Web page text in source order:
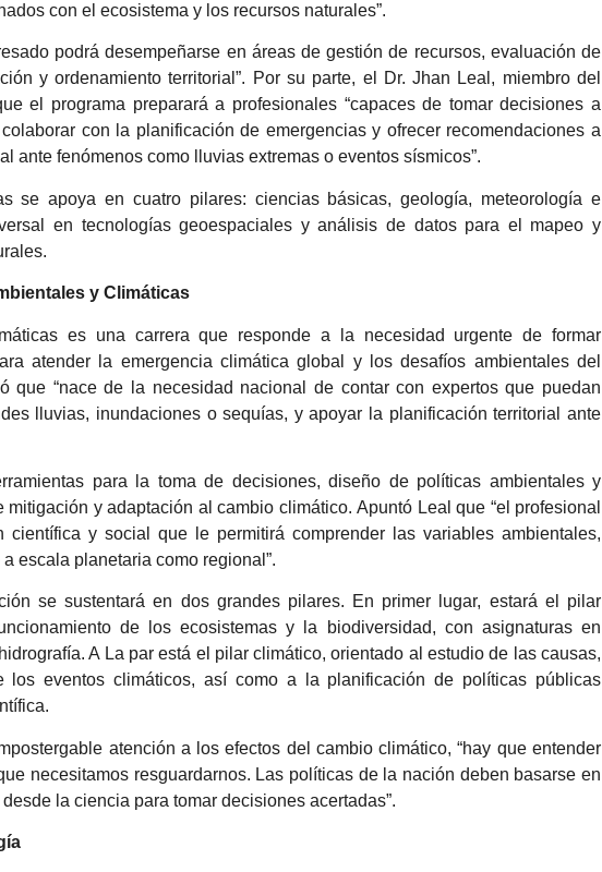
con el ecosistema y los recursos naturales”.
podrá desempeñarse en áreas de gestión de recursos, evaluación de
y ordenamiento territorial”. Por su parte, el Dr. Jhan Leal, miembro del
el programa preparará a profesionales “capaces de tomar decisiones a
con la planificación de emergencias y ofrecer recomendaciones a
ante fenómenos como lluvias extremas o eventos sísmicos”.
se apoya en cuatro pilares: ciencias básicas, geología, meteorología e
en tecnologías geoespaciales y análisis de datos para el mapeo y
y Climáticas
es una carrera que responde a la necesidad urgente de formar
atender la emergencia climática global y los desafíos ambientales del
que “nace de la necesidad nacional de contar con expertos que puedan
lluvias, inundaciones o sequías, y apoyar la planificación territorial ante
para la toma de decisiones, diseño de políticas ambientales y
y adaptación al cambio climático. Apuntó Leal que “el profesional
científica y social que le permitirá comprender las variables ambientales,
escala planetaria como regional”.
se sustentará en dos grandes pilares. En primer lugar, estará el pilar
de los ecosistemas y la biodiversidad, con asignaturas en
A La par está el pilar climático, orientado al estudio de las causas,
los eventos climáticos, así como a la planificación de políticas públicas
atención a los efectos del cambio climático, “hay que entender
necesitamos resguardarnos. Las políticas de la nación deben basarse en
la ciencia para tomar decisiones acertadas”.